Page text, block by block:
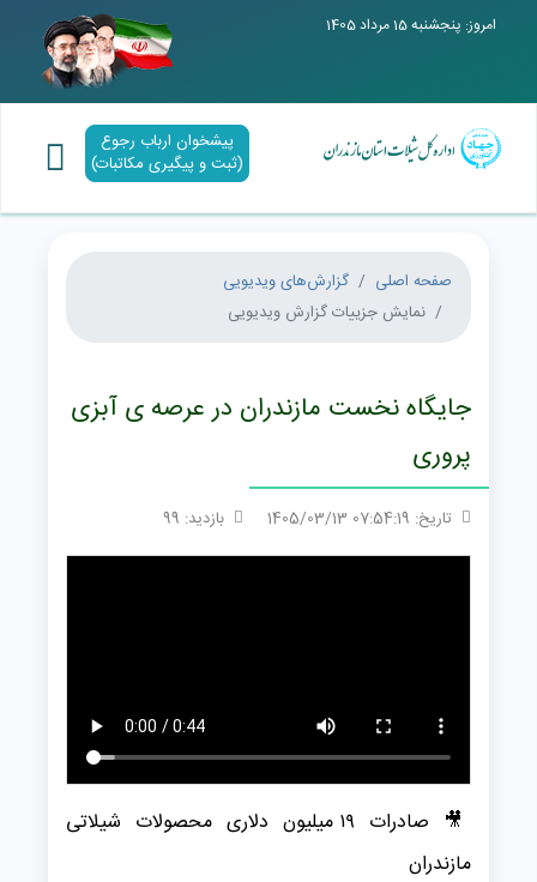
امروز: پنجشنبه 15 مرداد 1405
پیشخوان ارباب رجوع
(ثبت و پیگیری مکاتبات)
صفحه اصلی
گزارش‌های ویدیویی
نمایش جزییات گزارش ویدیویی
جایگاه نخست مازندران در عرصه ی آبزی
پروری
تاریخ: 07:54:19 1405/03/13 بازدید: 99
🎥 صادرات ۱۹ میلیون دلاری محصولات شیلاتی
مازندران